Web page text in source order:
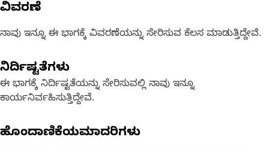
ವಿವರಣೆ
ನಾವು ಇನ್ನೂ ಈ ಭಾಗಕ್ಕೆ ವಿವರಣೆಯನ್ನು ಸೇರಿಸುವ ಕೆಲಸ ಮಾಡುತ್ತಿದ್ದೇವೆ.
ನಿರ್ದಿಷ್ಟತೆಗಳು
ಈ ಭಾಗಕ್ಕೆ ನಿರ್ದಿಷ್ಟತೆಯನ್ನು ಸೇರಿಸುವಲ್ಲಿ ನಾವು ಇನ್ನೂ
ಕಾರ್ಯನಿರ್ವಹಿಸುತ್ತಿದ್ದೇವೆ.
ಹೊಂದಾಣಿಕೆಯಮಾದರಿಗಳು